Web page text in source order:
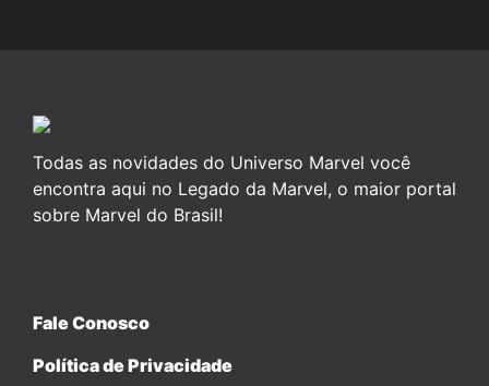
Todas as novidades do Universo Marvel você
encontra aqui no Legado da Marvel, o maior portal
sobre Marvel do Brasil!
Fale Conosco
Política de Privacidade